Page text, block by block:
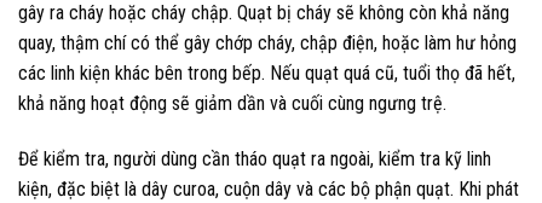
gây ra cháy hoặc cháy chập. Quạt bị cháy sẽ không còn khả năng
quay, thậm chí có thể gây chớp cháy, chập điện, hoặc làm hư hỏng
các linh kiện khác bên trong bếp. Nếu quạt quá cũ, tuổi thọ đã hết,
khả năng hoạt động sẽ giảm dần và cuối cùng ngưng trệ.
Để kiểm tra, người dùng cần tháo quạt ra ngoài, kiểm tra kỹ linh
kiện, đặc biệt là dây curoa, cuộn dây và các bộ phận quạt. Khi phát